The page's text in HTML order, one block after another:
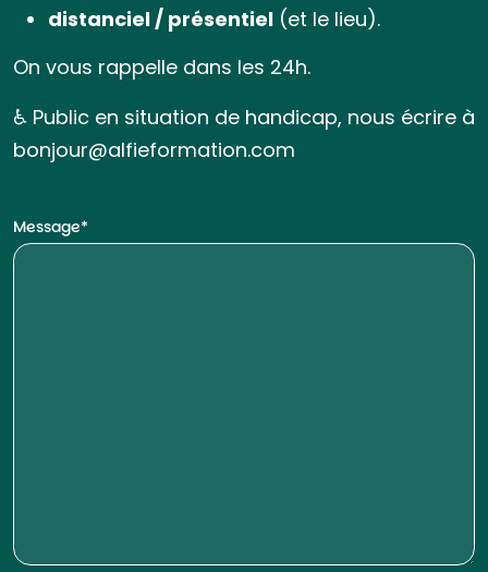
distanciel / présentiel (et le lieu).
On vous rappelle dans les 24h.
♿ Public en situation de handicap, nous écrire à
bonjour@alfieformation.com
Message